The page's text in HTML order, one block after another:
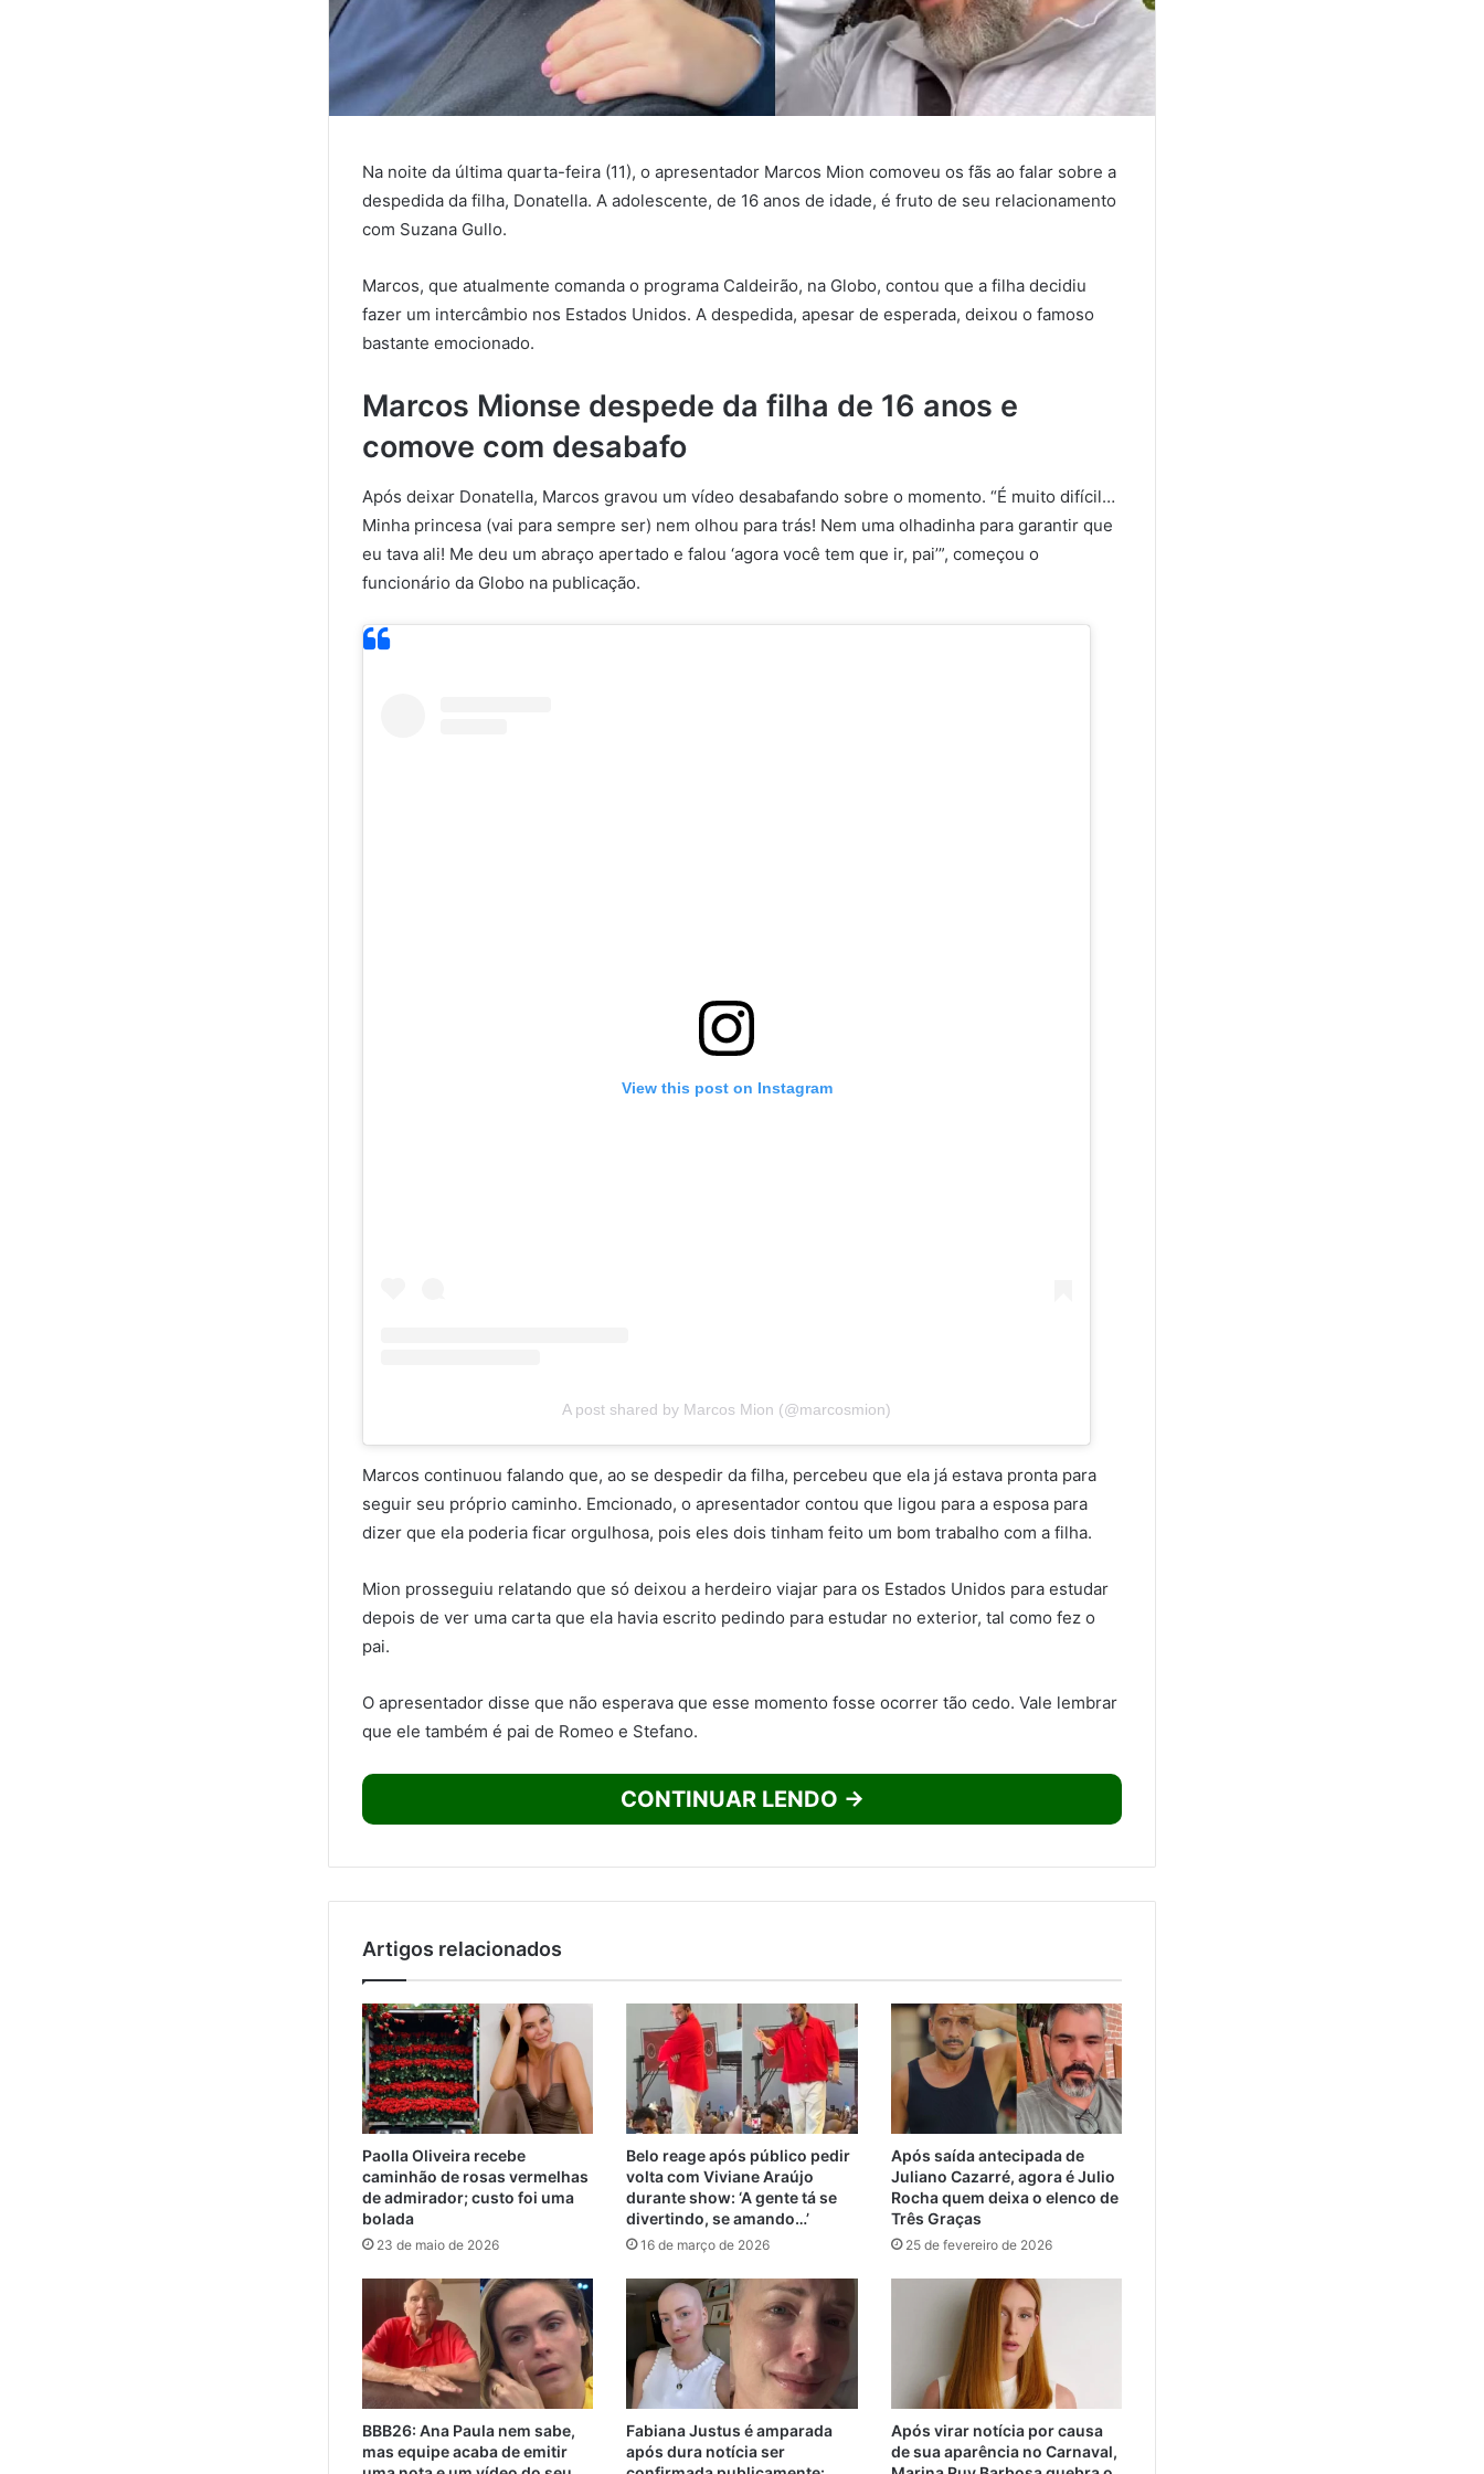
Na noite da última quarta-feira (11), o apresentador Marcos Mion comoveu os fãs ao falar sobre a
despedida da filha, Donatella. A adolescente, de 16 anos de idade, é fruto de seu relacionamento
com Suzana Gullo.
Marcos, que atualmente comanda o programa Caldeirão, na Globo, contou que a filha decidiu
fazer um intercâmbio nos Estados Unidos. A despedida, apesar de esperada, deixou o famoso
bastante emocionado.
Marcos Mionse despede da filha de 16 anos e
comove com desabafo
Após deixar Donatella, Marcos gravou um vídeo desabafando sobre o momento. “É muito difícil…
Minha princesa (vai para sempre ser) nem olhou para trás! Nem uma olhadinha para garantir que
eu tava ali! Me deu um abraço apertado e falou ‘agora você tem que ir, pai’”, começou o
funcionário da Globo na publicação.
View this post on Instagram
A post shared by Marcos Mion (@marcosmion)
Marcos continuou falando que, ao se despedir da filha, percebeu que ela já estava pronta para
seguir seu próprio caminho. Emcionado, o apresentador contou que ligou para a esposa para
dizer que ela poderia ficar orgulhosa, pois eles dois tinham feito um bom trabalho com a filha.
Mion prosseguiu relatando que só deixou a herdeiro viajar para os Estados Unidos para estudar
depois de ver uma carta que ela havia escrito pedindo para estudar no exterior, tal como fez o
pai.
O apresentador disse que não esperava que esse momento fosse ocorrer tão cedo. Vale lembrar
que ele também é pai de Romeo e Stefano.
CONTINUAR LENDO →
Artigos relacionados
Paolla Oliveira recebe
caminhão de rosas vermelhas
de admirador; custo foi uma
bolada
23 de maio de 2026
Belo reage após público pedir
volta com Viviane Araújo
durante show: ‘A gente tá se
divertindo, se amando…’
16 de março de 2026
Após saída antecipada de
Juliano Cazarré, agora é Julio
Rocha quem deixa o elenco de
Três Graças
25 de fevereiro de 2026
BBB26: Ana Paula nem sabe,
mas equipe acaba de emitir
Fabiana Justus é amparada
após dura notícia ser
Após virar notícia por causa
de sua aparência no Carnaval,